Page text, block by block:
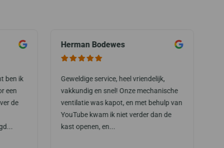
ben ik
een
de
Herman Bodewes
Geweldige service, heel vriendelijk,
vakkundig en snel! Onze mechanische
ventilatie was kapot, en met behulp van
YouTube kwam ik niet verder dan de
kast openen, en...